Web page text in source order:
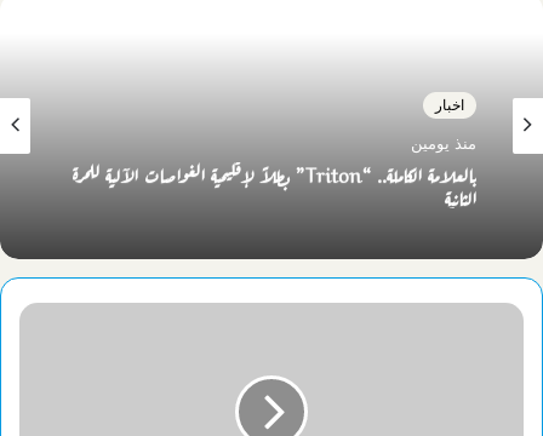
اخبار
منذ يومين
بالعلامة الكاملة.. “Triton” بطلاً لإقليمية الغواصات الآلية للمرة
الثانية